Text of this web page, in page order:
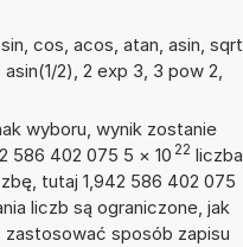
cos, acos, atan, asin, sqrt
2), 2 exp 3, 3 pow 2,
wyboru, wynik zostanie
586 402 075 5 × 10 22 liczba
tutaj 1,942 586 402 075
liczb są ograniczone, jak
zastosować sposób zapisu